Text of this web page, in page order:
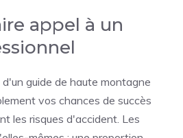
appel à un
guide de haute montagne
vos chances de succès
les risques d'accident. Les